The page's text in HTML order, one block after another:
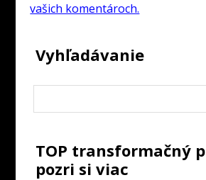
vašich komentároch.
Vyhľadávanie
TOP transformačný
pozri si viac